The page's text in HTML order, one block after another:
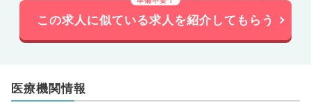
この求人に似ている求人を紹介してもらう
医療機関情報